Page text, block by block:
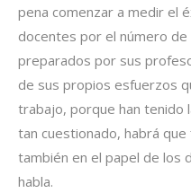
pena comenzar a medir el
docentes por el número
preparados por sus
de sus propios esfuerzos
trabajo, porque han tenido
tan cuestionado, habrá
también en el papel de los
habla.